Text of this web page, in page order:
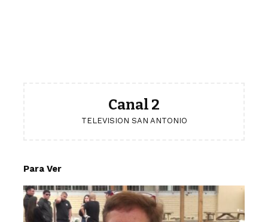
Canal 2
TELEVISION SAN ANTONIO
Para Ver